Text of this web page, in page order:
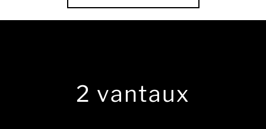
2 vantaux